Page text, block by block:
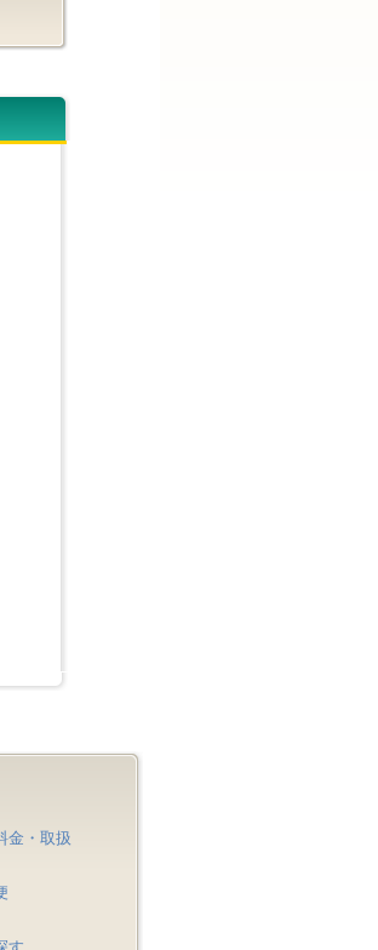
金・取扱